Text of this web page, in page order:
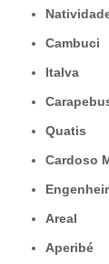
Cambuci
Italva
Quatis
Cardoso
Areal
Aperibé